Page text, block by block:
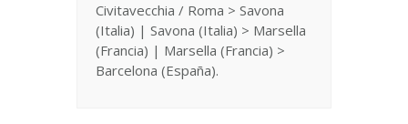
Civitavecchia / Roma > Savona
(Italia) | Savona (Italia) > Marsella
(Francia) | Marsella (Francia) >
Barcelona (España).